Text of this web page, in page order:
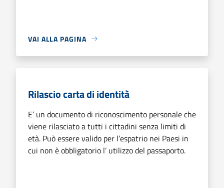
VAI ALLA PAGINA
Rilascio carta di identità
E’ un documento di riconoscimento personale che
viene rilasciato a tutti i cittadini senza limiti di
età. Può essere valido per l’espatrio nei Paesi in
cui non è obbligatorio l’ utilizzo del passaporto.